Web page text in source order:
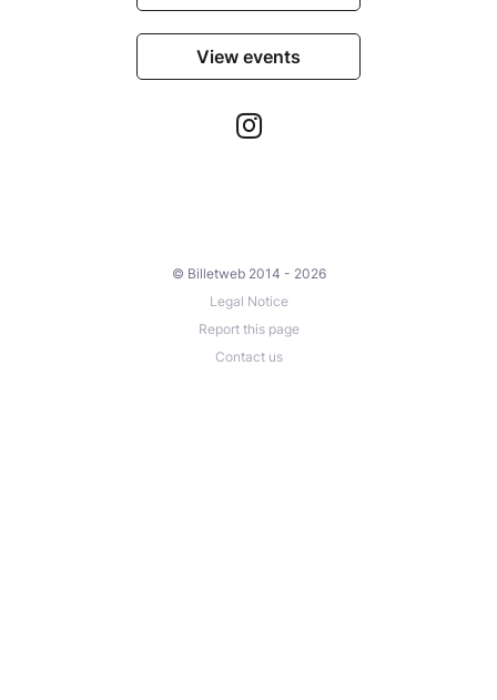
View events
© Billetweb 2014 - 2026
Legal Notice
Report this page
Contact us